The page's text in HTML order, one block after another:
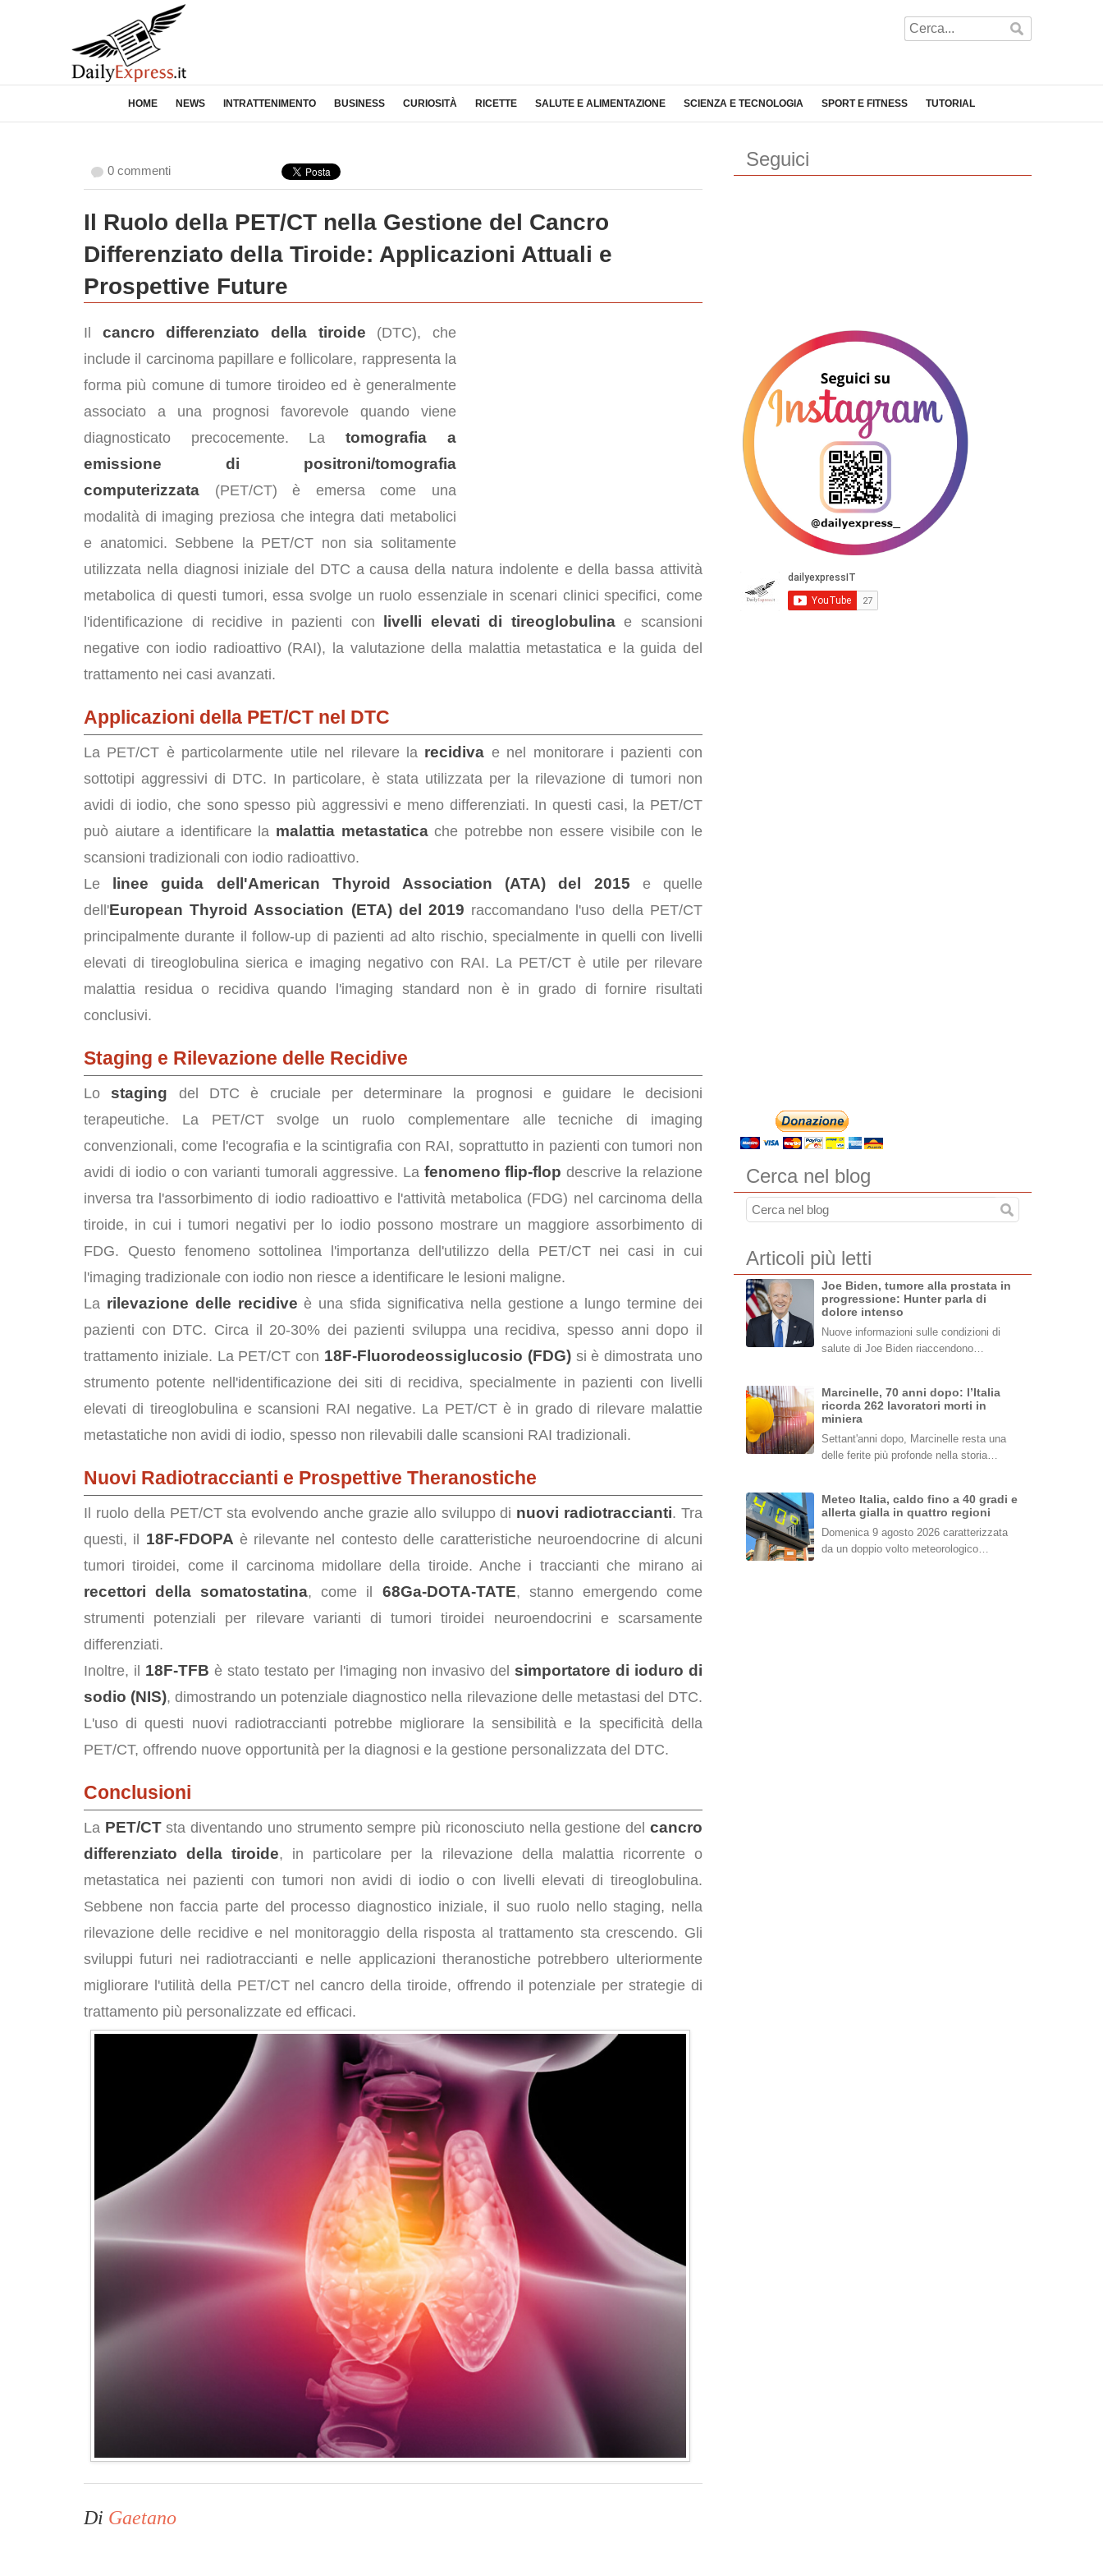
HOME NEWS INTRATTENIMENTO BUSINESS CURIOSITÀ RICETTE SALUTE E ALIMENTAZIONE SCIENZA E TECNOLOGIA SPORT E FITNESS TUTORIAL
0 commenti
Il Ruolo della PET/CT nella Gestione del Cancro
Differenziato della Tiroide: Applicazioni Attuali e
Prospettive Future
Il cancro differenziato della tiroide (DTC), che
include il carcinoma papillare e follicolare, rappresenta la
forma più comune di tumore tiroideo ed è generalmente
associato a una prognosi favorevole quando viene
diagnosticato precocemente. Latomografia a
emissione di positroni/tomografia
computerizzata (PET/CT) è emersa come una
modalità di imaging preziosa che integra dati metabolici
e anatomici. Sebbene la PET/CT non sia solitamente
utilizzata nella diagnosi iniziale del DTC a causa della natura indolente e della bassa attività
metabolica di questi tumori, essa svolge un ruolo essenziale in scenari clinici specifici, come
l'identificazione di recidive in pazienti con
livelli elevati di tireoglobulinae scansioni
negative con iodio radioattivo (RAI), la valutazione della malattia metastatica e la guida del
trattamento nei casi avanzati.
Applicazioni della PET/CT nel DTC
La PET/CT è particolarmente utile nel rilevare la recidiva e nel monitorare i pazienti con
sottotipi aggressivi di DTC. In particolare, è stata utilizzata per la rilevazione di tumori non
avidi di iodio, che sono spesso più aggressivi e meno differenziati. In questi casi, la PET/CT
può aiutare a identificare la malattia metastaticache potrebbe non essere visibile con le
scansioni tradizionali con iodio radioattivo.
Le
linee guida dell'American Thyroid Association (ATA) del 2015 e quelle
dell'European Thyroid Association (ETA) del 2019 raccomandano l'uso della PET/CT
principalmente durante il follow-up di pazienti ad alto rischio, specialmente in quelli con livelli
elevati di tireoglobulina sierica e imaging negativo con RAI. La PET/CT è utile per rilevare
malattia residua o recidiva quando l'imaging standard non è in grado di fornire risultati
conclusivi.
Staging e Rilevazione delle Recidive
Lo staging del DTC è cruciale per determinare la prognosi e guidare le decisioni
terapeutiche. La PET/CT svolge un ruolo complementare alle tecniche di imaging
convenzionali, come l'ecografia e la scintigrafia con RAI, soprattutto in pazienti con tumori non
avidi di iodio o con varianti tumorali aggressive. La fenomeno flip-flop descrive la relazione
inversa tra l'assorbimento di iodio radioattivo e l'attività metabolica (FDG) nel carcinoma della
tiroide, in cui i tumori negativi per lo iodio possono mostrare un maggiore assorbimento di
FDG. Questo fenomeno sottolinea l'importanza dell'utilizzo della PET/CT nei casi in cui
l'imaging tradizionale con iodio non riesce a identificare le lesioni maligne.
La rilevazione delle recidive è una sfida significativa nella gestione a lungo termine dei
pazienti con DTC. Circa il 20-30% dei pazienti sviluppa una recidiva, spesso anni dopo il
trattamento iniziale. La PET/CT con 18F-Fluorodeossiglucosio (FDG)si è dimostrata uno
strumento potente nell'identificazione dei siti di recidiva, specialmente in pazienti con livelli
elevati di tireoglobulina e scansioni RAI negative. La PET/CT è in grado di rilevare malattie
metastatiche non avidi di iodio, spesso non rilevabili dalle scansioni RAI tradizionali.
Nuovi Radiotraccianti e Prospettive Theranostiche
Il ruolo della PET/CT sta evolvendo anche grazie allo sviluppo di nuovi radiotraccianti. Tra
questi, il 18F-FDOPA è rilevante nel contesto delle caratteristiche neuroendocrine di alcuni
tumori tiroidei, come il carcinoma midollare della tiroide. Anche i traccianti che mirano ai
recettori della somatostatina, come il 68Ga-DOTA-TATE, stanno emergendo come
strumenti potenziali per rilevare varianti di tumori tiroidei neuroendocrini e scarsamente
differenziati.
Inoltre, il 18F-TFB è stato testato per l'imaging non invasivo del simportatore di ioduro di
sodio (NIS), dimostrando un potenziale diagnostico nella rilevazione delle metastasi del DTC.
L'uso di questi nuovi radiotraccianti potrebbe migliorare la sensibilità e la specificità della
PET/CT, offrendo nuove opportunità per la diagnosi e la gestione personalizzata del DTC.
Conclusioni
La PET/CTsta diventando uno strumento sempre più riconosciuto nella gestione del cancro
differenziato della tiroide, in particolare per la rilevazione della malattia ricorrente o
metastatica nei pazienti con tumori non avidi di iodio o con livelli elevati di tireoglobulina.
Sebbene non faccia parte del processo diagnostico iniziale, il suo ruolo nello staging, nella
rilevazione delle recidive e nel monitoraggio della risposta al trattamento sta crescendo. Gli
sviluppi futuri nei radiotraccianti e nelle applicazioni theranostiche potrebbero ulteriormente
migliorare l'utilità della PET/CT nel cancro della tiroide, offrendo il potenziale per strategie di
trattamento più personalizzate ed efficaci.
Di Gaetano
Seguici
Cerca nel blog
Articoli più letti
Joe Biden, tumore alla prostata in
progressione: Hunter parla di
dolore intenso
Nuove informazioni sulle condizioni di
salute di Joe Biden riaccendono…
Marcinelle, 70 anni dopo: l’Italia
ricorda 262 lavoratori morti in
miniera
Settant'anni dopo, Marcinelle resta una
delle ferite più profonde nella storia…
Meteo Italia, caldo fino a 40 gradi e
allerta gialla in quattro regioni
Domenica 9 agosto 2026 caratterizzata
da un doppio volto meteorologico…